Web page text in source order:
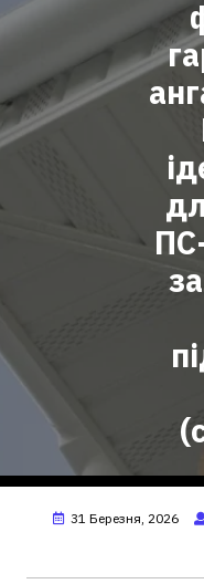
31 Березня, 2026